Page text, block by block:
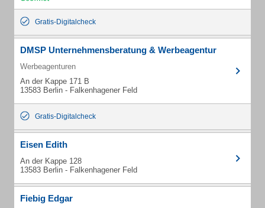
Gratis-Digitalcheck
DMSP Unternehmensberatung & Werbeagentur
Werbeagenturen
An der Kappe 171 B
13583 Berlin - Falkenhagener Feld
Gratis-Digitalcheck
Eisen Edith
An der Kappe 128
13583 Berlin - Falkenhagener Feld
Fiebig Edgar